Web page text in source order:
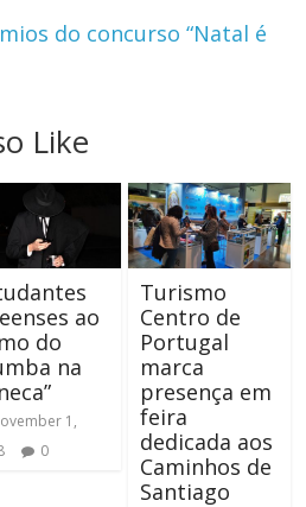
do concurso “Natal é
Like
ao
do
na
1,
0
Turismo
Centro de
Portugal
marca
presença em
feira
dedicada aos
Caminhos de
Santiago